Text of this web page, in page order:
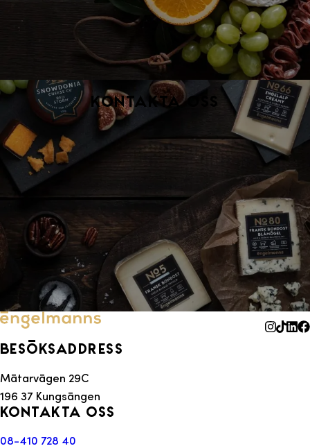
Kontakta oss
Besöksaddress
Mätarvägen 29C
196 37 Kungsängen
Kontakta oss
08-410 728 40